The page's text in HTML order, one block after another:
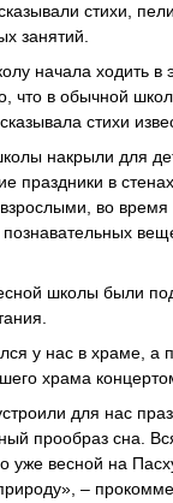
стихи,
занятий.
начала ходить в
что в обычной
стихи
накрыли для
праздники в
во
школы были
у нас в храме, а
храма
для нас
прообраз сна.
уже весной на
–